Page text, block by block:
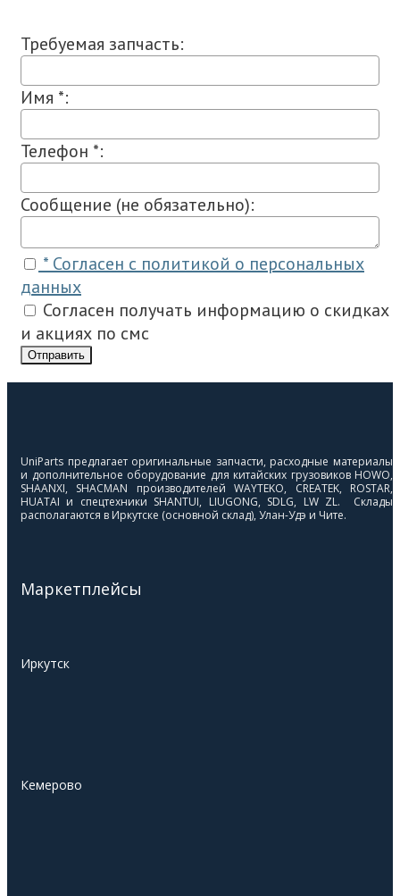
Требуемая запчасть:
Имя *:
Телефон *:
Сообщение (не обязательно):
* Согласен с политикой о персональных
данных
Согласен получать информацию о скидках
и акциях по смс
Отправить
UniParts предлагает оригинальные запчасти, расходные материалы
и дополнительное оборудование для китайских грузовиков HOWO,
SHAANXI, SHACMAN производителей WAYTEKO, CREATEK, ROSTAR,
HUATAI и спецтехники SHANTUI, LIUGONG, SDLG, LW ZL. Склады
располагаются в Иркутске (основной склад), Улан-Удэ и Чите.
Маркетплейсы
Иркутск
Кемерово